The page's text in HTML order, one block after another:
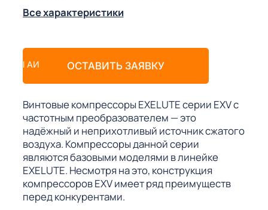
Все характеристики
ОСТАВИТЬ ЗАЯВКУ
Винтовые компрессоры EXELUTE серии EXV с
частотным преобразователем — это
надёжный и неприхотливый источник сжатого
воздуха. Компрессоры данной серии
являются базовыми моделями в линейке
EXELUTE. Несмотря на это, конструкция
компрессоров EXV имеет ряд преимуществ
перед конкурентами.
АИ